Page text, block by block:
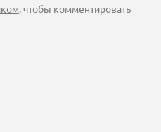
, чтобы комментировать